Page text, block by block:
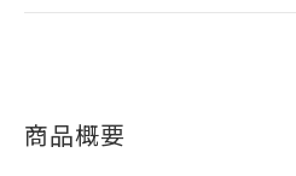
商品概要